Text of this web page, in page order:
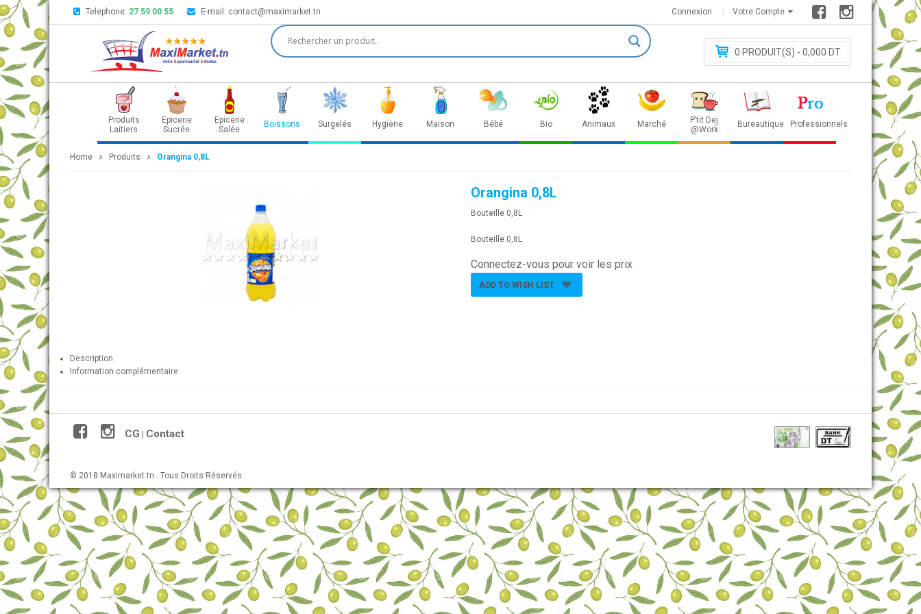
Telephone: 27 59 00 55 E-mail: contact@maximarket.tn Votre Compte
Connexion
0 PRODUIT(S) - 0,000 DT
Produits
Laitiers
Epicerie
Sucrée
Epicerie
Salée
Boissons Surgelés Hygiène Maison Bébé Bio Animaux Marché
P’tit Dej
@Work
Bureautique Professionnels
Home Produits Orangina 0,8L
Orangina 0,8L
Bouteille 0,8L
Bouteille 0,8L
Connectez-vous pour voir les prix
ADD TO WISH LIST
Description
Information complémentaire
CG Contact
© 2018 Maximarket.tn . Tous Droits Réservés.